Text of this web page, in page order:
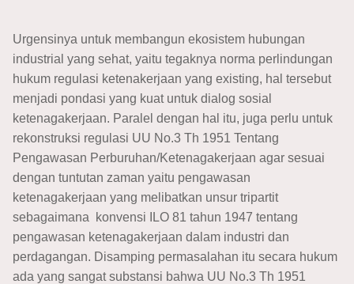
Urgensinya untuk membangun ekosistem hubungan
industrial yang sehat, yaitu tegaknya norma perlindungan
hukum regulasi ketenakerjaan yang existing, hal tersebut
menjadi pondasi yang kuat untuk dialog sosial
ketenagakerjaan. Paralel dengan hal itu, juga perlu untuk
rekonstruksi regulasi UU No.3 Th 1951 Tentang
Pengawasan Perburuhan/Ketenagakerjaan agar sesuai
dengan tuntutan zaman yaitu pengawasan
ketenagakerjaan yang melibatkan unsur tripartit
sebagaimana konvensi ILO 81 tahun 1947 tentang
pengawasan ketenagakerjaan dalam industri dan
perdagangan. Disamping permasalahan itu secara hukum
ada yang sangat substansi bahwa UU No.3 Th 1951